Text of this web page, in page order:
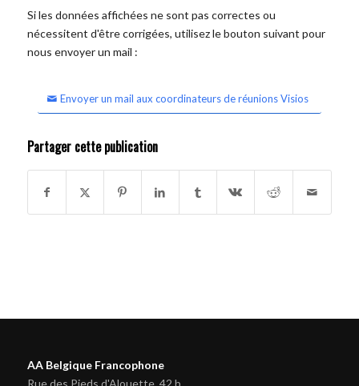
Si les données affichées ne sont pas correctes ou
nécessitent d'être corrigées, utilisez le bouton suivant pour
nous envoyer un mail :
Envoyer un mail aux coordinateurs de réunions Visios
Partager cette publication
AA Belgique Francophone
Rue des Pieds d'Alouette, 42 b